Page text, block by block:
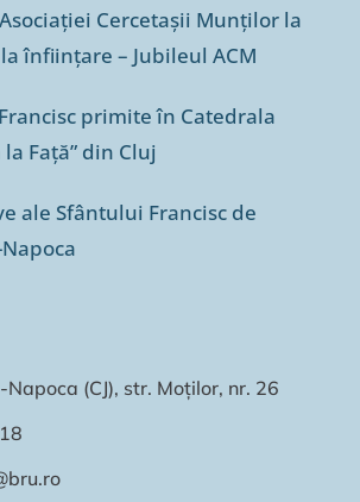
Cercetașii Munților la
înființare – Jubileul ACM
primite în Catedrala
Față” din Cluj
ale Sfântului Francisc de
(CJ), str. Moților, nr. 26